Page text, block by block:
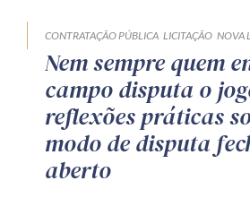
CONTRATAÇÃO PÚBLICA LICITAÇÃO NOVA
Nem sempre quem
campo disputa o
reflexões práticas
modo de disputa
aberto